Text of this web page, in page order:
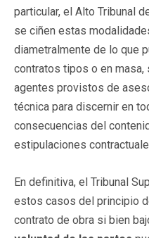
particular, el Alto Tribunal
se ciñen estas
diametralmente de lo que
contratos tipos o en
agentes provistos de
técnica para discernir en
consecuencias del
estipulaciones
En definitiva, el Tribunal
estos casos del principio
contrato de obra si bien